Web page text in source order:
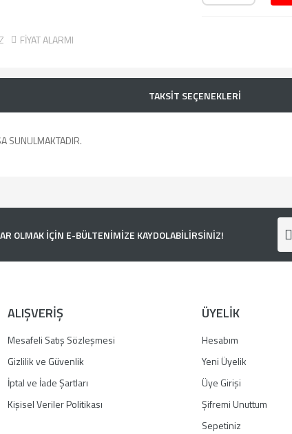
FİYAT ALARMI
TAKSİT SEÇENEKLERİ
SUNULMAKTADIR.
Gönder
OLMAK İÇİN E-BÜLTENİMİZE KAYDOLABİLİRSİNİZ!
ALIŞVERİŞ
Mesafeli Satış Sözleşmesi
Gizlilik ve Güvenlik
İptal ve İade Şartları
Kişisel Veriler Politikası
ÜYELİK
Hesabım
Yeni Üyelik
Üye Girişi
Şifremi Unuttum
Sepetiniz